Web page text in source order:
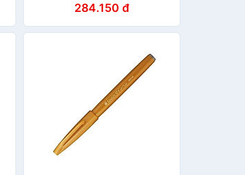
blend đẹp hơn touch liit,
touch cool, touch mark
284.150 đ